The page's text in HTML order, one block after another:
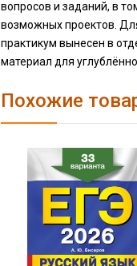
вопросов и заданий, в
возможных проектов.
практикум вынесен в
материал для
Похожие